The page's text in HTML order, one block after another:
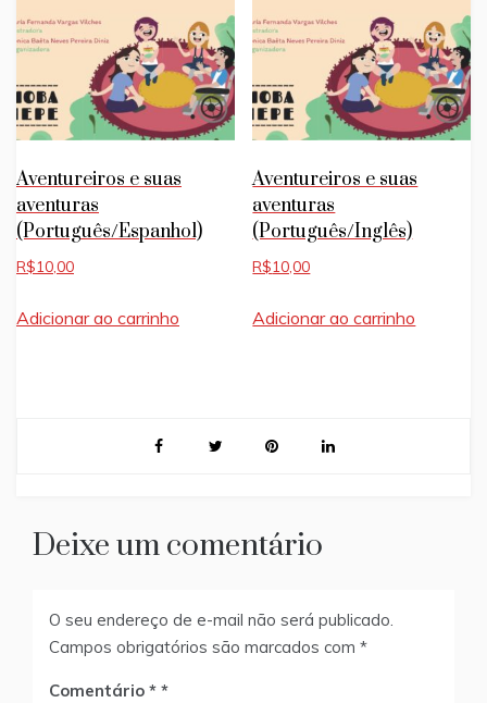
Aventureiros e suas
aventuras
(Português/Espanhol)
R$10,00
Adicionar ao carrinho
Aventureiros e suas
aventuras
(Português/Inglês)
R$10,00
Adicionar ao carrinho
Deixe um comentário
O seu endereço de e-mail não será publicado.
Campos obrigatórios são marcados com *
Comentário *